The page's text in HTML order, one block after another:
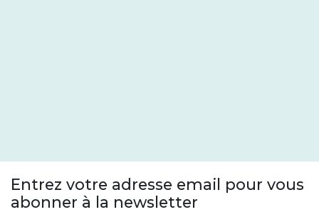
Entrez votre adresse email pour vous
abonner à la newsletter